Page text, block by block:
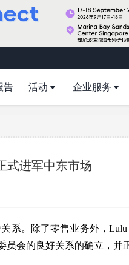
告 活动 企业服务
式进军中东市场
系。除了零售业务外，
会的良好关系的确立，并